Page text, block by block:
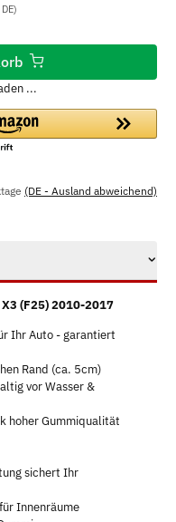
...
(DE - Ausland abweichend)
(F25) 2010-2017
Ihr Auto - garantiert
Rand (ca. 5cm)
vor Wasser &
hoher Gummiqualität
sichert Ihr
Innenräume